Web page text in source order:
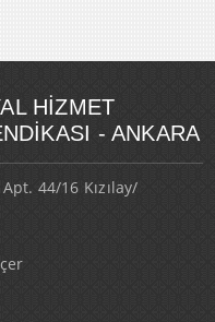
HİZMET
- ANKARA
44/16 Kızılay/